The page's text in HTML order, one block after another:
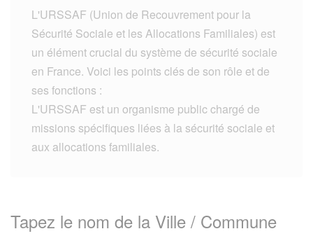
L'URSSAF (Union de Recouvrement pour la
Sécurité Sociale et les Allocations Familiales) est
un élément crucial du système de sécurité sociale
en France. Voici les points clés de son rôle et de
ses fonctions :
L'URSSAF est un organisme public chargé de
missions spécifiques liées à la sécurité sociale et
aux allocations familiales.
Tapez le nom de la Ville / Commune